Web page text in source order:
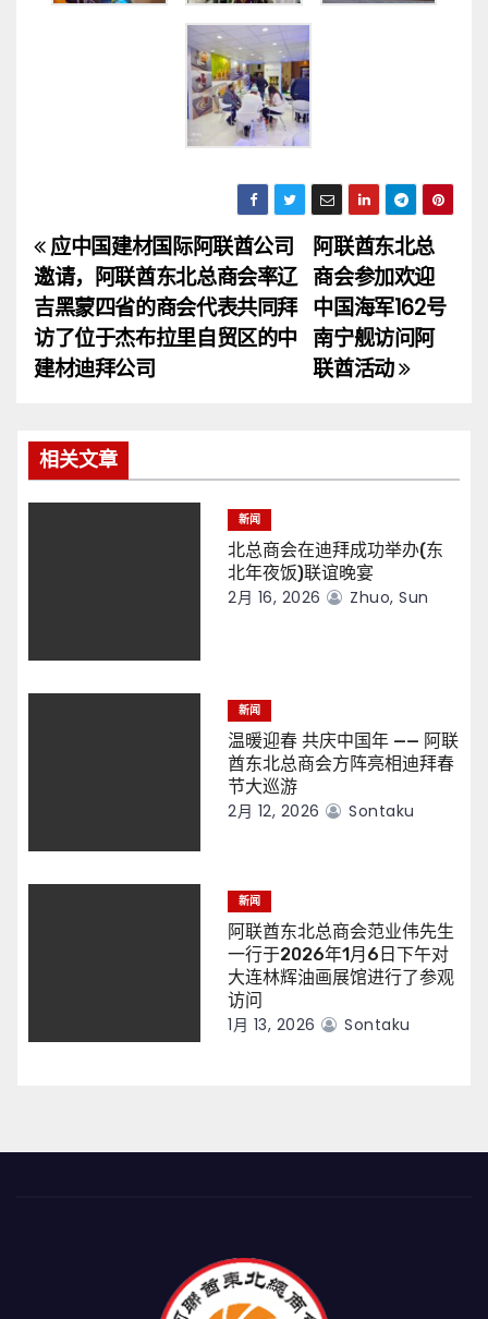
文
章
导
阿联酋东北总
商会参加欢迎
中国海军162号
南宁舰访问阿
联酋活动
应中国建材国际阿联酋公司
邀请，阿联酋东北总商会率辽
吉黑蒙四省的商会代表共同拜
访了位于杰布拉里自贸区的中
建材迪拜公司
相关文章
新闻
北总商会在迪拜成功举办(东
北年夜饭)联谊晚宴
2月 16, 2026 Zhuo, Sun
新闻
温暖迎春 共庆中国年 —— 阿联
酋东北总商会方阵亮相迪拜春
节大巡游
2月 12, 2026 Sontaku
新闻
阿联酋东北总商会范业伟先生
一行于2026年1月6日下午对
大连林辉油画展馆进行了参观
访问
1月 13, 2026 Sontaku